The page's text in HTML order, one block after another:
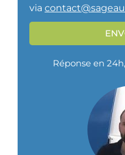
via
Réponse en 24h,